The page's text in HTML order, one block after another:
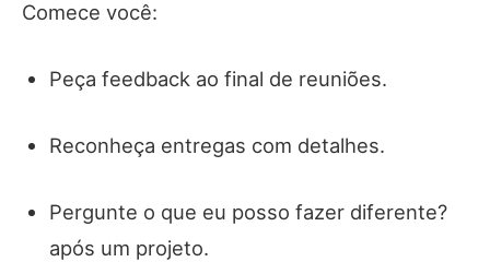
Comece você:
Peça feedback ao final de reuniões.
Reconheça entregas com detalhes.
Pergunte o que eu posso fazer diferente?
após um projeto.